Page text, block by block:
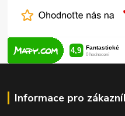
Informace pro